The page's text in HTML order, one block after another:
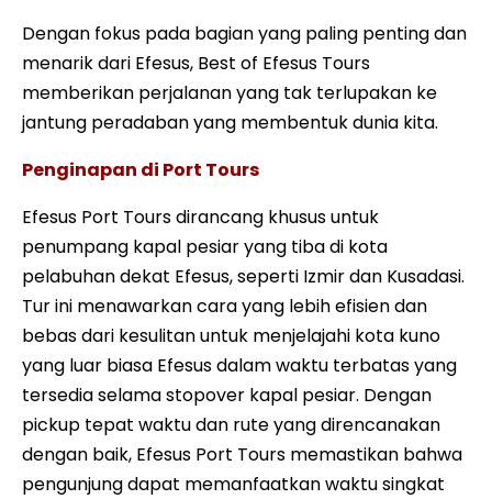
Dengan fokus pada bagian yang paling penting dan
menarik dari Efesus, Best of Efesus Tours
memberikan perjalanan yang tak terlupakan ke
jantung peradaban yang membentuk dunia kita.
Penginapan di Port Tours
Efesus Port Tours dirancang khusus untuk
penumpang kapal pesiar yang tiba di kota
pelabuhan dekat Efesus, seperti Izmir dan Kusadasi.
Tur ini menawarkan cara yang lebih efisien dan
bebas dari kesulitan untuk menjelajahi kota kuno
yang luar biasa Efesus dalam waktu terbatas yang
tersedia selama stopover kapal pesiar. Dengan
pickup tepat waktu dan rute yang direncanakan
dengan baik, Efesus Port Tours memastikan bahwa
pengunjung dapat memanfaatkan waktu singkat